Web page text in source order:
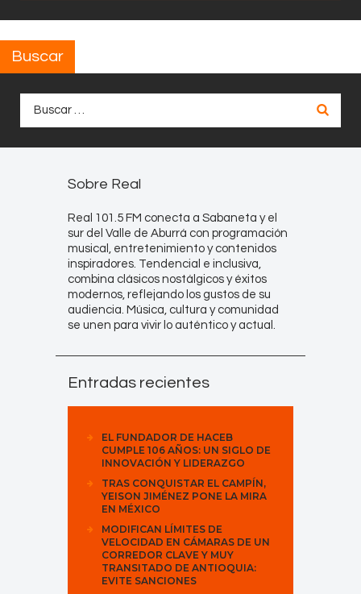
Buscar
Sobre Real
Real 101.5 FM conecta a Sabaneta y el
sur del Valle de Aburrá con programación
musical, entretenimiento y contenidos
inspiradores. Tendencial e inclusiva,
combina clásicos nostálgicos y éxitos
modernos, reflejando los gustos de su
audiencia. Música, cultura y comunidad
se unen para vivir lo auténtico y actual.
Entradas recientes
EL FUNDADOR DE HACEB
CUMPLE 106 AÑOS: UN SIGLO DE
INNOVACIÓN Y LIDERAZGO
TRAS CONQUISTAR EL CAMPÍN,
YEISON JIMÉNEZ PONE LA MIRA
EN MÉXICO
MODIFICAN LÍMITES DE
VELOCIDAD EN CÁMARAS DE UN
CORREDOR CLAVE Y MUY
TRANSITADO DE ANTIOQUIA:
EVITE SANCIONES